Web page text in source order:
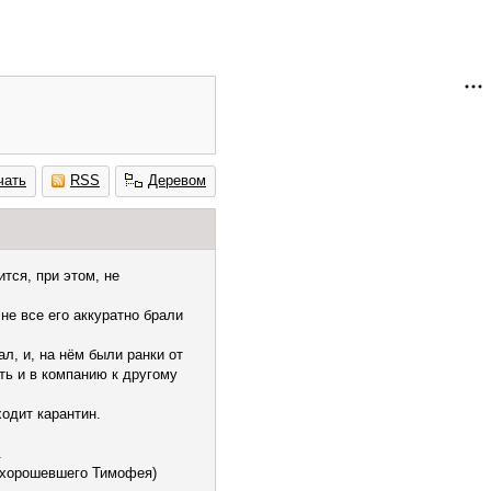
RSS Деревом
при этом, не
все его аккуратно брали
и, на нём были ранки от
и в компанию к другому
карантин.
Тимофея)